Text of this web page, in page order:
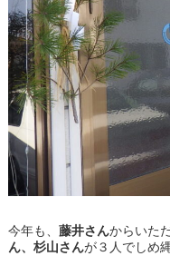
今年も、 藤井さんからいた
ん、杉山さんが３人でしめ